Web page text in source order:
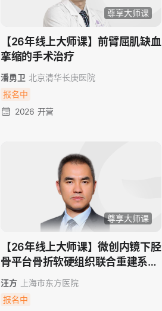
尊享大师课
【26年线上大师课】前臂屈肌缺血
挛缩的手术治疗
潘勇卫 北京清华长庚医院
报名中
2026 开营
尊享大师课
【26年线上大师课】微创内镜下胫
骨平台骨折软硬组织联合重建系列
课程
汪方
上海市东方医院
报名中